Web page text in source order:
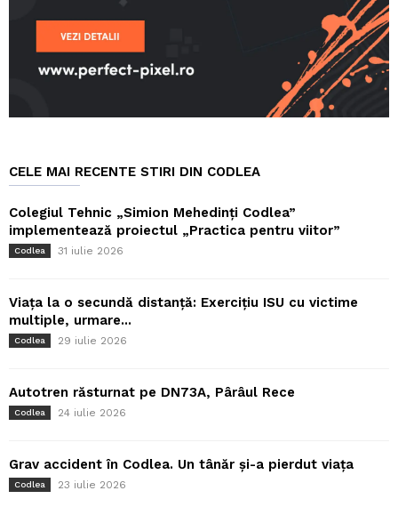
CELE MAI RECENTE STIRI DIN CODLEA
Colegiul Tehnic „Simion Mehedinți Codlea”
implementează proiectul „Practica pentru viitor”
Codlea 31 iulie 2026
Viața la o secundă distanță: Exercițiu ISU cu victime
multiple, urmare...
Codlea 29 iulie 2026
Autotren răsturnat pe DN73A, Pârâul Rece
Codlea 24 iulie 2026
Grav accident în Codlea. Un tânăr și-a pierdut viața
Codlea 23 iulie 2026